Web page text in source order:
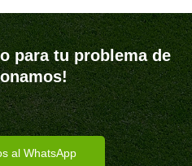
para tu problema de
al WhatsApp